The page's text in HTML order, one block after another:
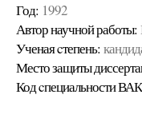
Год: 1992
Автор научной работы:
Ученая cтепень:
Место защиты
Код cпециальности